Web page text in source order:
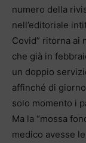
numero della
nell’editoriale
Covid” ritorna ai
che già in
un doppio
affinché di
solo momento i
Ma la “mossa
medico avesse